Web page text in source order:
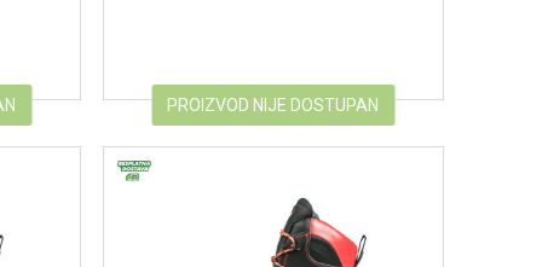
PROIZVOD NIJE DOSTUPAN